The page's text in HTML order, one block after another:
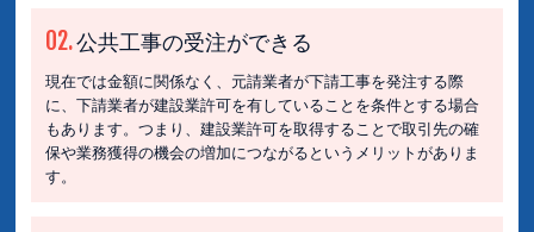
02.公共工事の受注ができる
現在では金額に関係なく、元請業者が下請工事を発注する際
に、下請業者が建設業許可を有していることを条件とする場合
もあります。つまり、建設業許可を取得することで取引先の確
保や業務獲得の機会の増加につながるというメリットがありま
す。